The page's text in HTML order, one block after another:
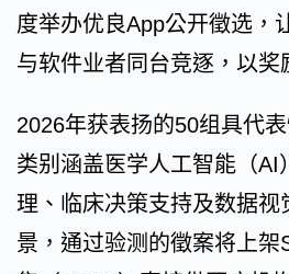
度举办优良App公开徵选，
与软件业者同台竞逐，以奖
2026年获表扬的50组具代
类别涵盖医学人工智能（AI
理、临床决策支持及数据视
景，通过验测的徵案将上架